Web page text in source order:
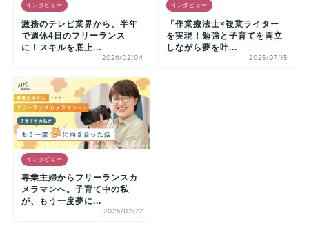
インタビュー
激務のテレビ業界から、半年
で週休4日のフリーランス
に！スキルを底上...
2026/02/04
インタビュー
「作業療法士×複業ライター
を実現！勉強と子育てを両立
しながら夢を叶...
2025/07/15
インタビュー
専業主婦からフリーランスカ
メラマンへ。子育て中の私
が、もう一度夢に...
2026/02/22